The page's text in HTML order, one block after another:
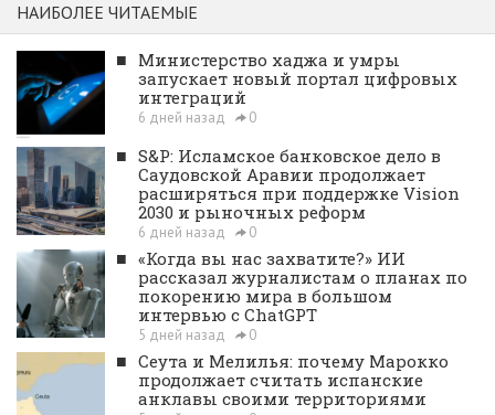
НАИБОЛЕЕ ЧИТАЕМЫЕ
■ Министерство хаджа и умры
запускает новый портал цифровых
интеграций
6 дней назад 0
■ S&P: Исламское банковское дело в
Саудовской Аравии продолжает
расширяться при поддержке Vision
2030 и рыночных реформ
6 дней назад 0
■ «Когда вы нас захватите?» ИИ
рассказал журналистам о планах по
покорению мира в большом
интервью с ChatGPT
5 дней назад 0
■ Сеута и Мелилья: почему Марокко
продолжает считать испанские
анклавы своими территориями